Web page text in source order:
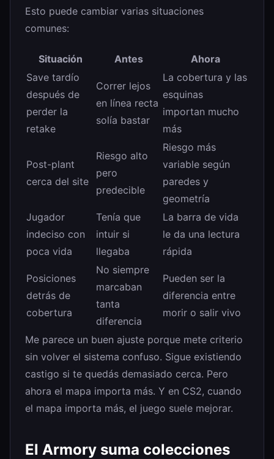
Esto puede cambiar varias situaciones
comunes:
Situación Antes
Ahora
Save tardío
después de
perder la
retake
Correr lejos
en línea recta
solía bastar
La cobertura y las
esquinas
importan mucho
más
Post-plant
cerca del site
Riesgo alto
pero
predecible
Riesgo más
variable según
paredes y
geometría
Jugador
indeciso con
poca vida
Tenía que
intuir si
llegaba
La barra de vida
le da una lectura
rápida
Posiciones
detrás de
cobertura
No siempre
marcaban
tanta
diferencia
Pueden ser la
diferencia entre
morir o salir vivo
Me parece un buen ajuste porque mete criterio
sin volver el sistema confuso. Sigue existiendo
castigo si te quedás demasiado cerca. Pero
ahora el mapa importa más. Y en CS2, cuando
el mapa importa más, el juego suele mejorar.
El Armory suma colecciones